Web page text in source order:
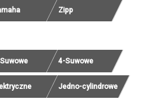
Zipp
4-Suwowe
Jedno-cylindrowe